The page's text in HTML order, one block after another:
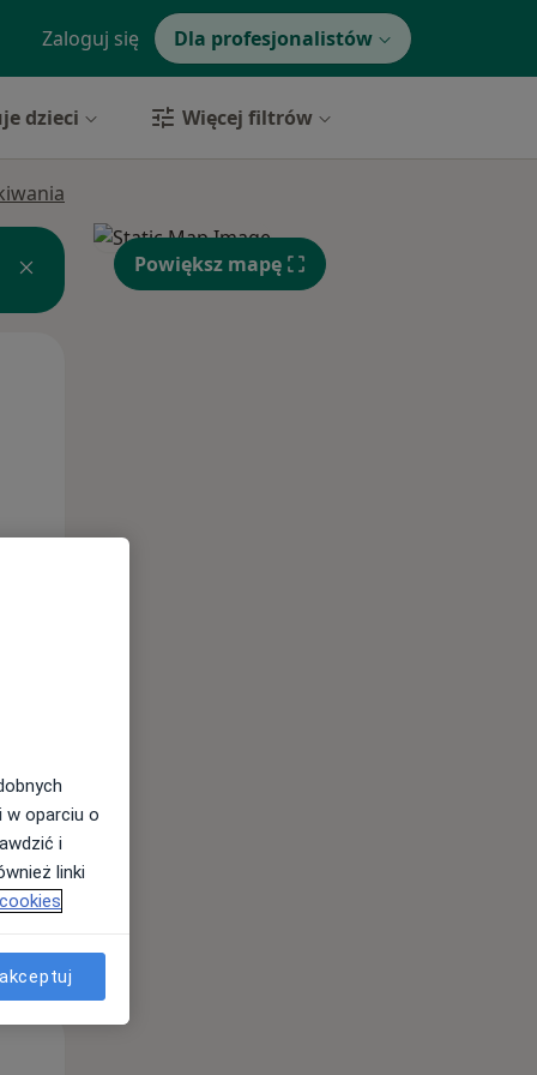
Zaloguj się Dla profesjonalistów
dzieci Więcej filtrów
Powiększ mapę
w oparciu o
i
linki